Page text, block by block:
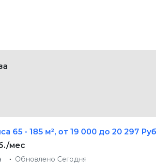
65 - 185 м², от 19 000 до 20 297
мес
Обновлено Сегодня